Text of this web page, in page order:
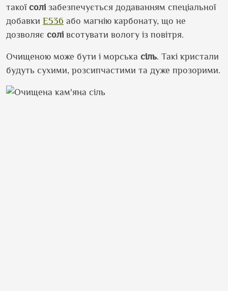
такої солі забезпечується додаванням спеціальної
добавки Е536 або магнію карбонату, що не
дозволяє солі всотувати вологу із повітря.
Очищеною може бути і морська сіль. Такі кристали
будуть сухими, розсипчастими та дуже прозорими.